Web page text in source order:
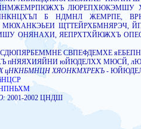
ЛЮРЕПХЮКЭМШУ
Б НДМНЛ ЖЕМРПЕ,
ЩТТЕЙРХБМНЯРЭЧ,
ОНЯНАХИ, ЯЕПРХТХЙЮЖХЪ
СВПЕФДЕМХЕ
пНЯЯХИЯЙНИ юЙЮДЕЛХХ МЮСЙ,
цНКНБМНЦН ХЯОНКМХРЕКЪ -
2001-2002 ЦНДШ